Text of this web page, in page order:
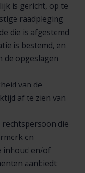
is gericht, op te
raadpleging
die is afgestemd
is bestemd, en
de opgeslagen
van de
af te zien van
die
en
inhoud en/of
aanbiedt;